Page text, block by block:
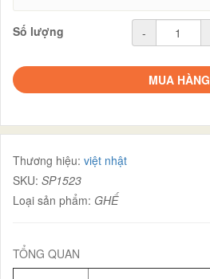
Số lượng -
MUA HÀNG
Thương hiệu: việt nhật
SKU: SP1523
Loại sản phẩm: GHẾ
TỔNG QUAN